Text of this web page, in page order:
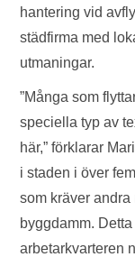
hantering vid
städfirma med
utmaningar.
”Många som
speciella typ av
här,” förklarar
i staden i över
som kräver
byggdamm.
arbetarkvarteren